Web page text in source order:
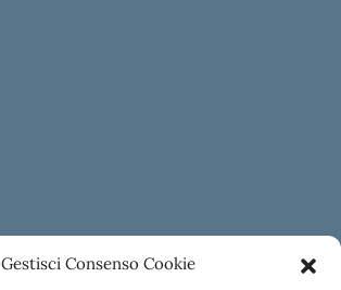
Gestisci Consenso Cookie